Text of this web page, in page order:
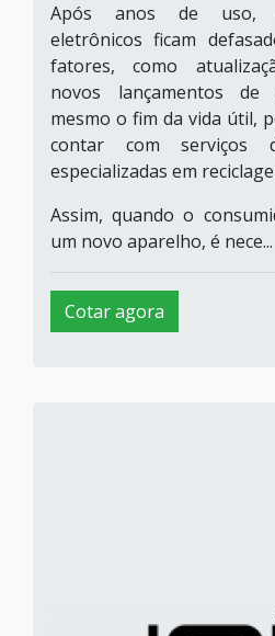
Após anos de uso,
eletrônicos ficam
fatores, como
novos lançamentos
mesmo o fim da vida útil,
contar com serviços
especializadas em
Assim, quando o
um novo aparelho, é nece...
Cotar agora